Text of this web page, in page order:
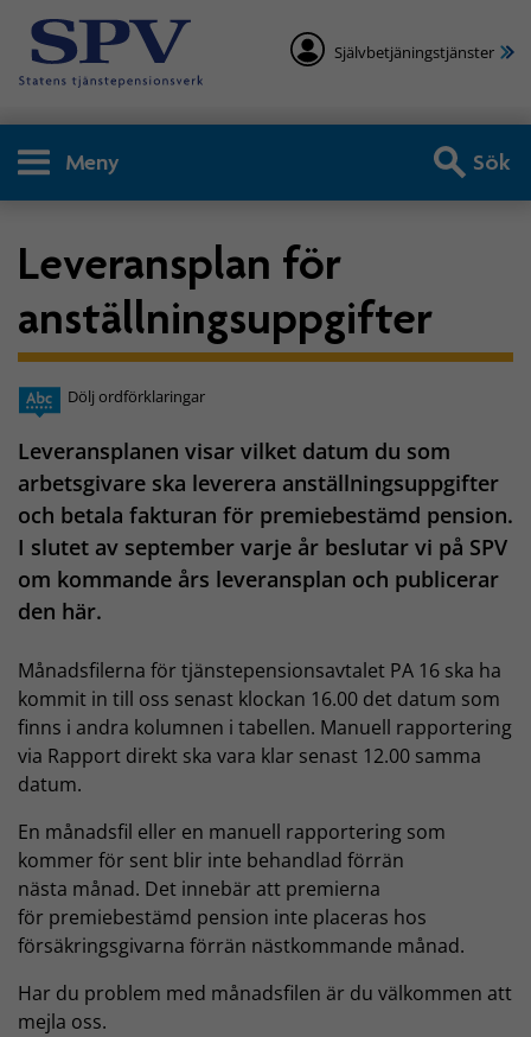
Självbetjäningstjänster
Meny Sök
Leveransplan för
anställningsuppgifter
Dölj ordförklaringar
Leveransplanen visar vilket datum du som
arbetsgivare ska leverera anställningsuppgifter
och betala fakturan för premiebestämd pension.
I slutet av september varje år beslutar vi på SPV
om kommande års leveransplan och publicerar
den här.
Månadsfilerna för tjänstepensionsavtalet PA 16 ska ha
kommit in till oss senast klockan 16.00 det datum som
finns i andra kolumnen i tabellen. Manuell rapportering
via Rapport direkt ska vara klar senast 12.00 samma
datum.
En månadsfil eller en manuell rapportering som
kommer för sent blir inte behandlad förrän
nästa månad. Det innebär att premierna
för premiebestämd pension inte placeras hos
försäkringsgivarna förrän nästkommande månad.
Har du problem med månadsfilen är du välkommen att
mejla oss.